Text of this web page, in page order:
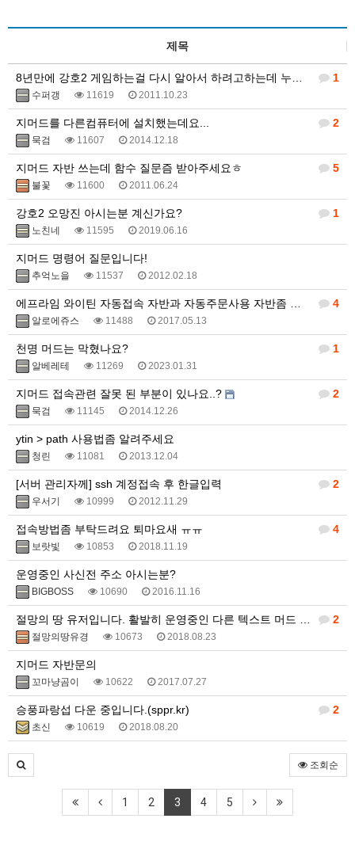
제목
1
8년만에 강호2 게임하는걸 다시 알아서 하려고하는데 누가 지머드 사용법좀 알려주세요
수퍼갱 11619 2011.10.23
2
지머드를 다른컴퓨터에 설치했는데요...
묵검 11607 2014.12.18
5
지머드 자반 쓰는데 함수 질문즘 받아주세요ㅎ
불꽃 11600 2011.06.24
1
강호2 오망진 아시는분 계신가요?
노친네 11595 2019.06.16
지머드 명령어 질문입니다!
추억노을 11537 2012.02.18
4
에프라임 와이틴 자동접속 자반과 자동주문사용 자반좀 봐주세요
알로에쥬스 11488 2017.05.13
1
천명 머드는 막혔나요?
알베레테 11269 2023.01.31
2
지머드 접속관련 잘못 된 부분이 있나요..?
묵검 11145 2014.12.26
ytin > path 사용법좀 알려주세요
청린 11081 2013.12.04
2
[서버 관리자께] ssh 계정접속 후 한글입력
우서기 10999 2012.11.29
4
접속방법좀 부탁드려요 퇴마요새 ㅠㅠ
보랏빛 10853 2018.11.19
운영중인 사신전 주소 아시는분?
BIGBOSS 10690 2016.11.16
2
절망의 땅 유저입니다. 활발히 운영중인 다른 텍스트 머드 게임 있나요?
절망의땅유경 10673 2018.08.23
지머드 자반문의
꼬마냥곰이 10622 2017.07.27
2
승풍파랑섭 다운 중입니다.(sppr.kr)
초신 10619 2018.08.20
조회순
1 2 3 4 5